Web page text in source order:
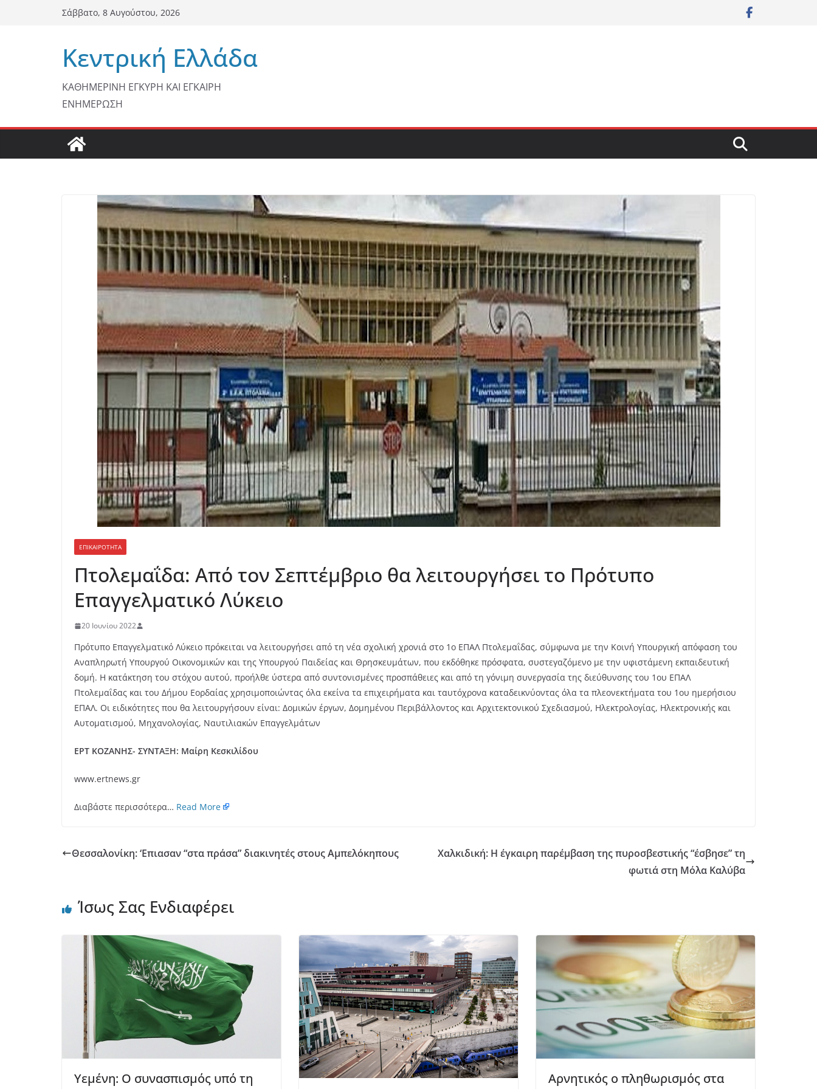
Σάββατο, 8 Αυγούστου, 2026
Κεντρική Ελλάδα
ΚΑΘΗΜΕΡΙΝΗ ΕΓΚΥΡΗ ΚΑΙ ΕΓΚΑΙΡΗ
ΕΝΗΜΕΡΩΣΗ
ΕΠΙΚΑΙΡΟΤΗΤΑ
Πτολεμαΐδα: Από τον Σεπτέμβριο θα λειτουργήσει το Πρότυπο
Επαγγελματικό Λύκειο
20 Ιουνίου 2022
Πρότυπο Επαγγελματικό Λύκειο πρόκειται να λειτουργήσει από τη νέα σχολική χρονιά στο 1ο ΕΠΑΛ Πτολεμαΐδας, σύμφωνα με την Κοινή Υπουργική απόφαση του
Αναπληρωτή Υπουργού Οικονομικών και της Υπουργού Παιδείας και Θρησκευμάτων, που εκδόθηκε πρόσφατα, συστεγαζόμενο με την υφιστάμενη εκπαιδευτική
δομή. Η κατάκτηση του στόχου αυτού, προήλθε ύστερα από συντονισμένες προσπάθειες και από τη γόνιμη συνεργασία της διεύθυνσης του 1ου ΕΠΑΛ
Πτολεμαΐδας και του Δήμου Εορδαίας χρησιμοποιώντας όλα εκείνα τα επιχειρήματα και ταυτόχρονα καταδεικνύοντας όλα τα πλεονεκτήματα του 1ου ημερήσιου
ΕΠΑΛ. Οι ειδικότητες που θα λειτουργήσουν είναι: Δομικών έργων, Δομημένου Περιβάλλοντος και Αρχιτεκτονικού Σχεδιασμού, Ηλεκτρολογίας, Ηλεκτρονικής και
Αυτοματισμού, Μηχανολογίας, Ναυτιλιακών Επαγγελμάτων
ΕΡΤ ΚΟΖΑΝΗΣ- ΣΥΝΤΑΞΗ: Μαίρη Κεσκιλίδου
www.ertnews.gr
Διαβάστε περισσότερα… Read More
Θεσσαλονίκη: ‘Επιασαν “στα πράσα” διακινητές στους Αμπελόκηπους
Χαλκιδική: Η έγκαιρη παρέμβαση της πυροσβεστικής “έσβησε” τη
φωτιά στη Μόλα Καλύβα
Ίσως Σας Ενδιαφέρει
Υεμένη: Ο συνασπισμός υπό τη
Αρνητικός ο πληθωρισμός στα